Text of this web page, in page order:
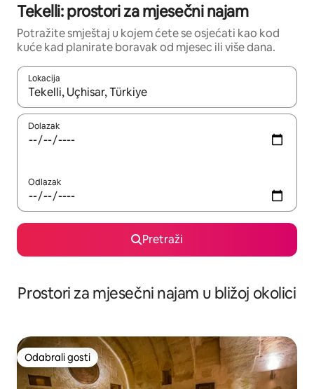
Tekelli: prostori za mjesečni najam
Potražite smještaj u kojem ćete se osjećati kao kod
kuće kad planirate boravak od mjesec ili više dana.
Lokacija
Kada budu dostupni rezultati, moći ćete ih pregledati
Dolazak
Odlazak
Pretraži
Prostori za mjesečni najam u bližoj okolici
Odabrali gosti
Odabrali gosti